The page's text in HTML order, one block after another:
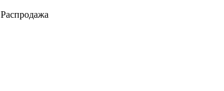
Распродажа